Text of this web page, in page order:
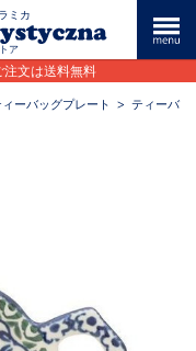
ミカ
ア
文は送料無料
ィーバッグプレート > ティーバ